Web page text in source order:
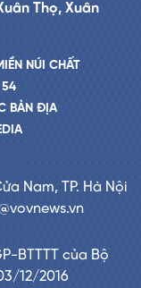
Thọ, Xuân
NÚI CHẤT
54
BẢN ĐỊA
Nam, TP. Hà Nội
BTTTT của Bộ
12/2016